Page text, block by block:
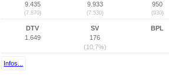
9.435
(7.870)
9.933
(7.530)
950
(930)
DTV
1.649
SV
176
(10,7%)
BPL
Infos...